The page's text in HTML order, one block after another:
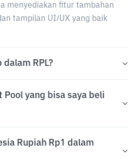
menyediakan fitur tambahan
tampilan UI/UX yang baik
dalam RPL?
Pool yang bisa saya beli
Rupiah Rp1 dalam